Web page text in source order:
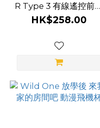
R Type 3 有線遙控前列
線震動器
HK$258.00